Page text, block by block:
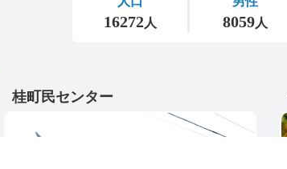
桂町民センター